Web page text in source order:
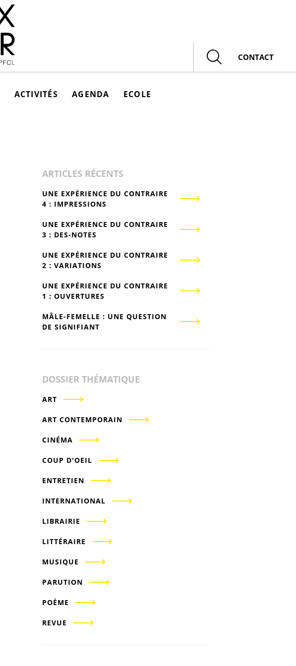
Rechercher
CONTACT
ACTIVITÉS AGENDA ECOLE
ARTICLES RÉCENTS
UNE EXPÉRIENCE DU CONTRAIRE
4 : IMPRESSIONS
UNE EXPÉRIENCE DU CONTRAIRE
3 : DES-NOTES
UNE EXPÉRIENCE DU CONTRAIRE
2 : VARIATIONS
UNE EXPÉRIENCE DU CONTRAIRE
1 : OUVERTURES
MÂLE-FEMELLE : UNE QUESTION
DE SIGNIFIANT
DOSSIER THÉMATIQUE
ART
ART CONTEMPORAIN
CINÉMA
COUP D'OEIL
ENTRETIEN
INTERNATIONAL
LIBRAIRIE
LITTÉRAIRE
MUSIQUE
PARUTION
POÈME
REVUE